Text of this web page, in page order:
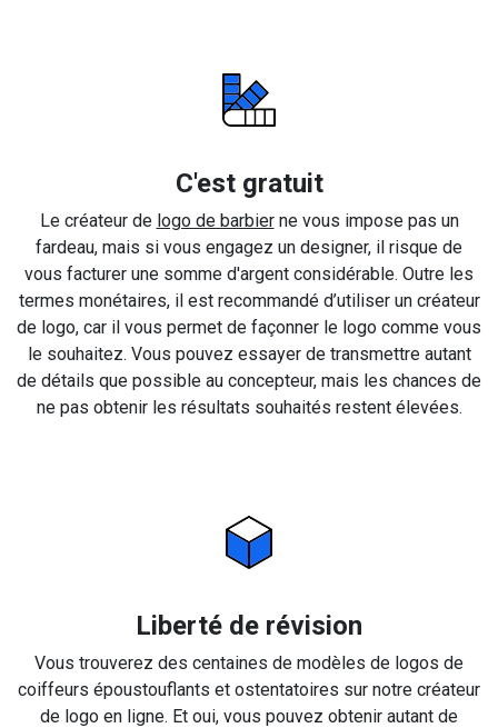
C'est gratuit
Le créateur de logo de barbierne vous impose pas un
fardeau, mais si vous engagez un designer, il risque de
vous facturer une somme d'argent considérable. Outre les
termes monétaires, il est recommandé d’utiliser un créateur
de logo, car il vous permet de façonner le logo comme vous
le souhaitez. Vous pouvez essayer de transmettre autant
de détails que possible au concepteur, mais les chances de
ne pas obtenir les résultats souhaités restent élevées.
Liberté de révision
Vous trouverez des centaines de modèles de logos de
coiffeurs époustouflants et ostentatoires sur notre créateur
de logo en ligne. Et oui, vous pouvez obtenir autant de